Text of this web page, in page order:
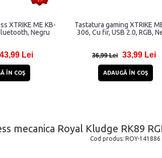
XTRIKE ME KB-
Negru
43,99 Lei
ÎN COŞ
Tastatura gaming XTRIKE
306, Cu fir, USB 2.0, RGB,
36,99 Lei 33,99 Lei
ADAUGĂ ÎN COŞ
mecanica Royal Kludge RK89
Cod produs: ROY-141886